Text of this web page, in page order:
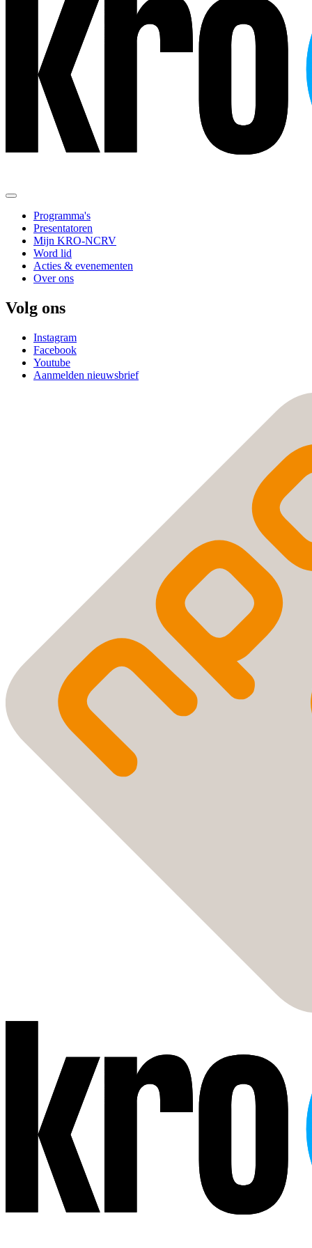
Programma's
Presentatoren
Mijn KRO-NCRV
Word lid
Acties & evenementen
Over ons
Volg ons
Instagram
Facebook
Youtube
Aanmelden nieuwsbrief